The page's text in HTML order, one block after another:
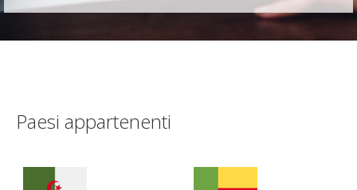
Paesi appartenenti